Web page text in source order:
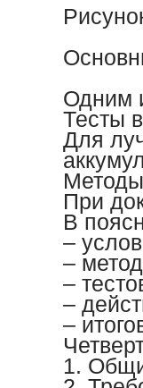
Одним
Тесты
Для
При
В
–
–
–
–
–
1.